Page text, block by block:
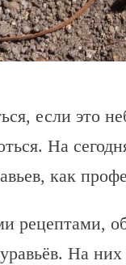
если это
На
как
рецептами,
На